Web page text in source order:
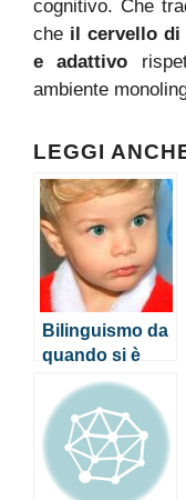
cognitivo. Che
che il cervello di
e adattivo
ambiente
LEGGI
Bilinguismo da
quando si è
piccoli? Aiuta a
sviluppare
l’intelligenza